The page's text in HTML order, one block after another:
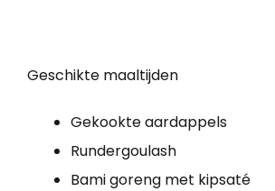
Geschikte maaltijden
Gekookte aardappels
Rundergoulash
Bami goreng met kipsaté